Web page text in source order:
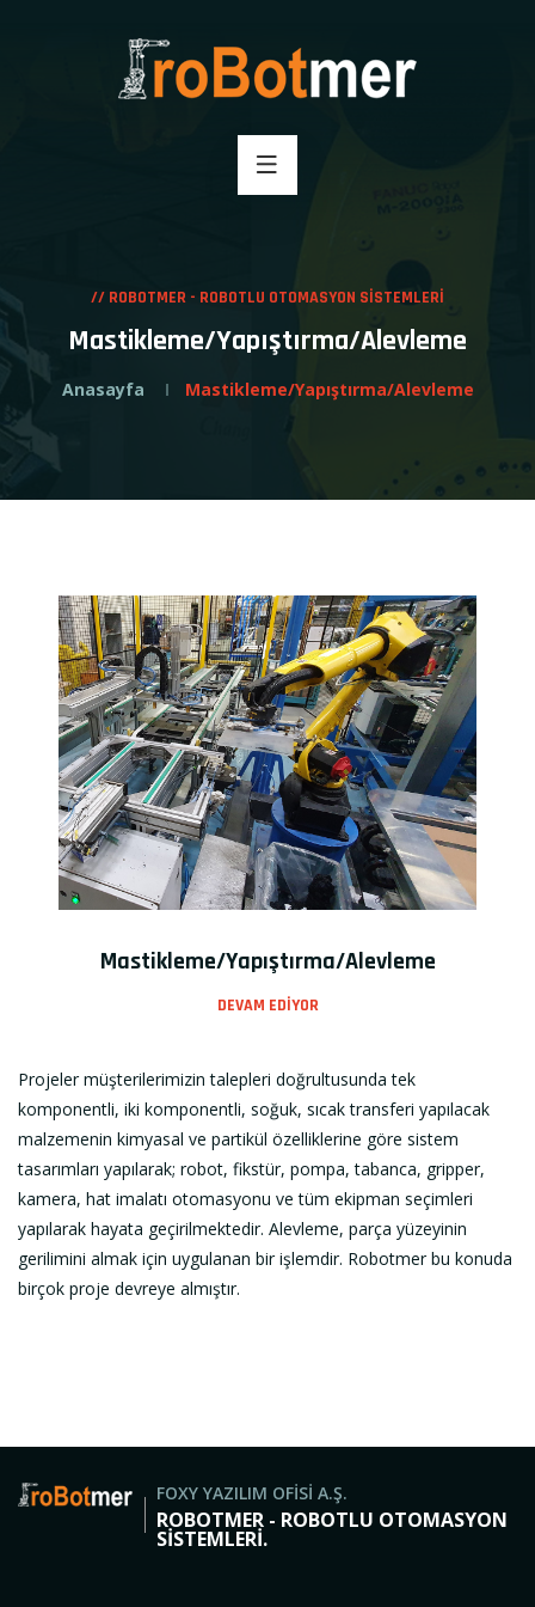
// ROBOTMER - ROBOTLU OTOMASYON SİSTEMLERİ
Mastikleme/Yapıştırma/Alevleme
Anasayfa Mastikleme/Yapıştırma/Alevleme
Mastikleme/Yapıştırma/Alevleme
DEVAM EDIYOR
Projeler müşterilerimizin talepleri doğrultusunda tek
komponentli, iki komponentli, soğuk, sıcak transferi yapılacak
malzemenin kimyasal ve partikül özelliklerine göre sistem
tasarımları yapılarak; robot, fikstür, pompa, tabanca, gripper,
kamera, hat imalatı otomasyonu ve tüm ekipman seçimleri
yapılarak hayata geçirilmektedir. Alevleme, parça yüzeyinin
gerilimini almak için uygulanan bir işlemdir. Robotmer bu konuda
birçok proje devreye almıştır.
FOXY YAZILIM OFİSİ A.Ş.
ROBOTMER - ROBOTLU OTOMASYON
SİSTEMLERİ.